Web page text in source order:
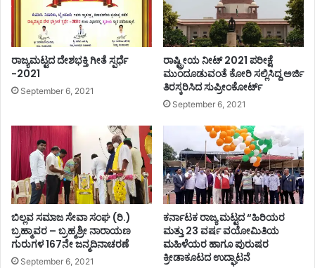
ರ
ಶಾ
ಸ
ಕ
ರ
ತಿ
ಭ
ಟ್
ಚಾ
ಲ
ನೆ
ರಾಜ್ಯಮಟ್ಟದ ದೇಶಭಕ್ತಿ ಗೀತೆ ಸ್ಪರ್ಧೆ
-2021
September 6, 2021
ರಾಷ್ಟ್ರೀಯ ನೀಟ್ 2021 ಪರೀಕ್ಷೆ
ಮುಂದೂಡುವಂತೆ ಕೋರಿ ಸಲ್ಲಿಸಿದ್ದ ಅರ್ಜಿ
ತಿರಸ್ಕರಿಸಿದ ಸುಪ್ರೀಂಕೋರ್ಟ್
September 6, 2021
ಬಿಲ್ಲವ ಸಮಾಜ ಸೇವಾ ಸಂಘ (ರಿ.)
ಬ್ರಹ್ಮಾವರ – ಬ್ರಹ್ಮಶ್ರೀ ನಾರಾಯಣ
ಗುರುಗಳ 167ನೇ ಜನ್ಮದಿನಾಚರಣೆ
September 6, 2021
ಕರ್ನಾಟಕ ರಾಜ್ಯ ಮಟ್ಟದ “ಹಿರಿಯರ
ಮತ್ತು 23 ವರ್ಷ ವಯೋಮಿತಿಯ
ಮಹಿಳೆಯರ ಹಾಗೂ ಪುರುಷರ
ಕ್ರೀಡಾಕೂಟದ ಉದ್ಘಾಟನೆ